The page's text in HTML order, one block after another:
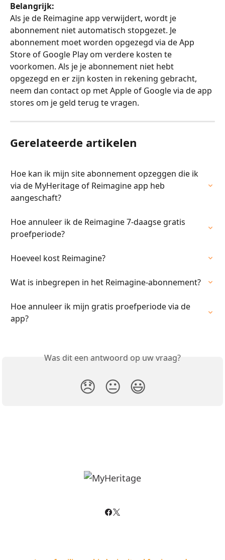
Belangrijk:
Als je de Reimagine app verwijdert, wordt je
abonnement niet automatisch stopgezet. Je
abonnement moet worden opgezegd via de App
Store of Google Play om verdere kosten te
voorkomen. Als je je abonnement niet hebt
opgezegd en er zijn kosten in rekening gebracht,
neem dan contact op met Apple of Google via de app
stores om je geld terug te vragen.
Gerelateerde artikelen
Hoe kan ik mijn site abonnement opzeggen die ik
via de MyHeritage of Reimagine app heb
aangeschaft?
Hoe annuleer ik de Reimagine 7-daagse gratis
proefperiode?
Hoeveel kost Reimagine?
Wat is inbegrepen in het Reimagine-abonnement?
Hoe annuleer ik mijn gratis proefperiode via de
app?
Was dit een antwoord op uw vraag?
😞 😐 😃